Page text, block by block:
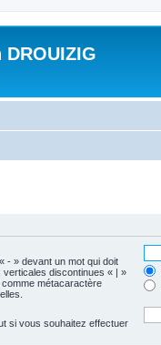
- » devant un mot qui doit
discontinues « | »
métacaractère
si vous souhaitez effectuer